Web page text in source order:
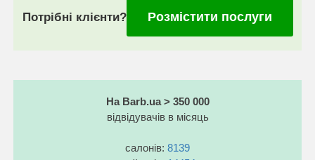
Потрібні клієнти? Розмістити послуги
На Barb.ua > 350 000
відвідувачів в місяць
салонів: 8139